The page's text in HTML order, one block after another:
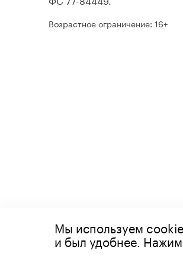
Возрастное ограничение: 16+
© 2026 Все права защищены
Мы используем
и был удобнее.